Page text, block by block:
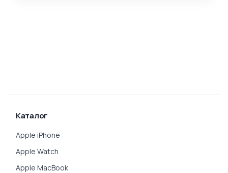
Каталог
Apple iPhone
Apple Watch
Apple MacBook